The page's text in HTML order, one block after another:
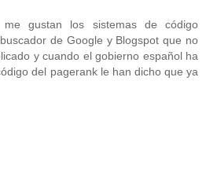
gustan los sistemas de código
de Google y Blogspot que no
y cuando el gobierno español ha
del pagerank le han dicho que ya